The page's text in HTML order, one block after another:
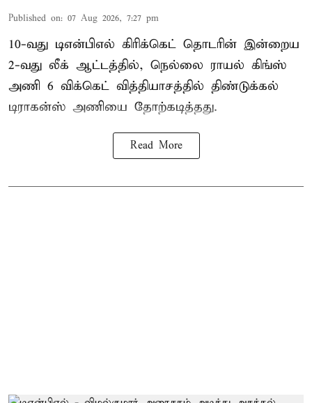
Published on: 07 Aug 2026, 7:27 pm
10-வது டிஎன்பிஎல் கிரிக்கெட் தொடரின் இன்றைய
2-வது லீக் ஆட்டத்தில், நெல்லை ராயல் கிங்ஸ்
அணி 6 விக்கெட் வித்தியாசத்தில் திண்டுக்கல்
டிராகன்ஸ் அணியை தோற்கடித்தது.
Read More